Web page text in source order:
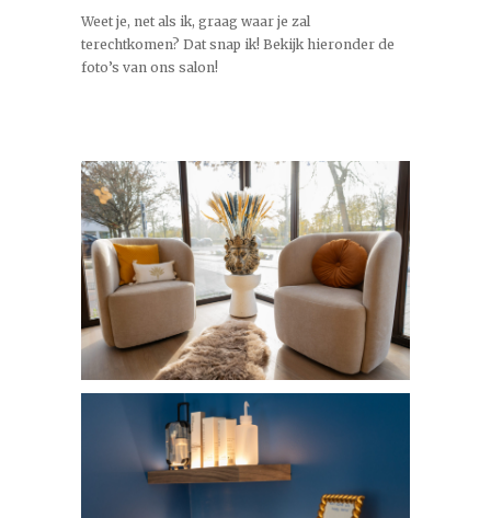
Weet je, net als ik, graag waar je zal
terechtkomen? Dat snap ik! Bekijk hieronder de
foto’s van ons salon!